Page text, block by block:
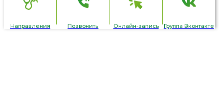
Направления Позвонить Онлайн-запись Группа Вконтакте